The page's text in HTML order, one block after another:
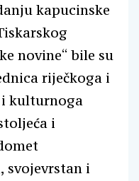
kapucinske
novine“ bile su
riječkoga i
kulturnoga
i
svojevrstan i